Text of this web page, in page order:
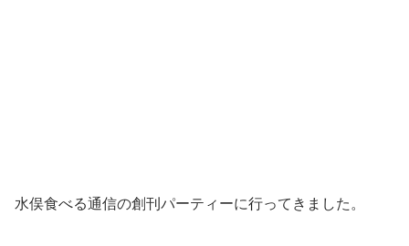
水俣食べる通信の創刊パーティーに行ってきました。